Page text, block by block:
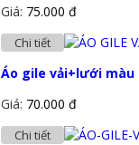
Giá: 75.000 đ
Chi tiết
Áo gile vải+lưới
Giá: 70.000 đ
Chi tiết